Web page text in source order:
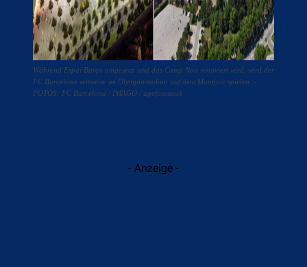
Während Espai Barça umgesetzt und das Camp Nou renoviert wird, wird der
FC Barcelona zeitweise im Olympiastadion auf dem Montjuic spielen. -
FOTOS: FC Barcelona / IMAGO / agefotostock
- Anzeige -